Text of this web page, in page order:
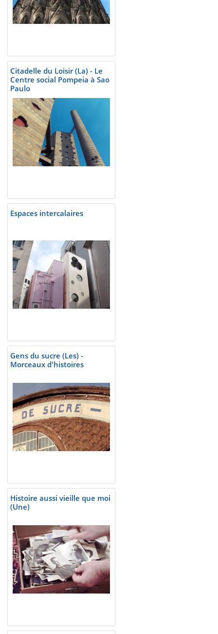
Citadelle du Loisir (La) - Le
Centre social Pompeia à Sao
Paulo
Espaces intercalaires
Gens du sucre (Les) -
Morceaux d'histoires
Histoire aussi vieille que moi
(Une)